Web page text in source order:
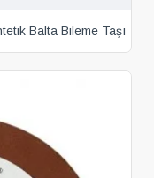
Balta Bileme Taşı